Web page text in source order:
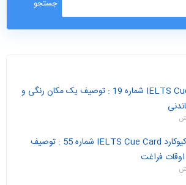
IELTS Cue Card شماره 19 : توصیف یک مکان رنگی و
آیلتس کیوکارد IELTS Cue Card شماره 55 : توصیف
فراغت